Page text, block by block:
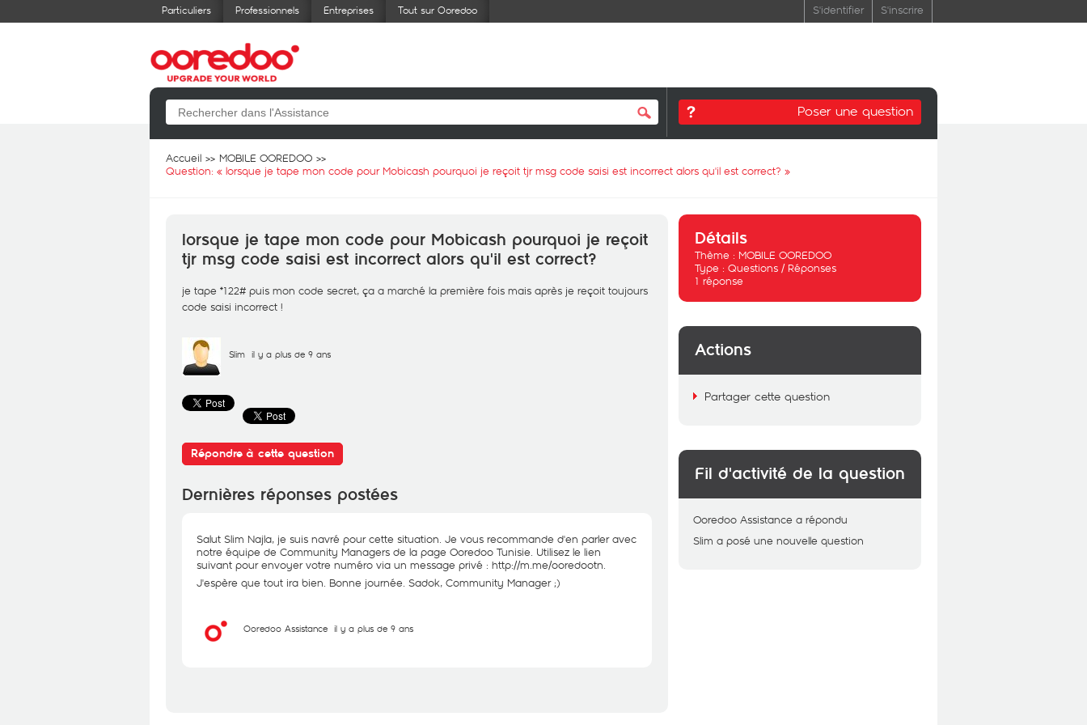
Particuliers Professionnels Entreprises Tout sur Ooredoo S'identifier S'inscrire
Poser une question
Accueil
MOBILE OOREDOO
Question: « lorsque je tape mon code pour Mobicash pourquoi je reçoit tjr msg code saisi est incorrect alors qu'il est correct? »
lorsque je tape mon code pour Mobicash pourquoi je reçoit
tjr msg code saisi est incorrect alors qu'il est correct?
je tape *122# puis mon code secret, ça a marché la première fois mais après je reçoit toujours
code saisi incorrect !
Slim il y a plus de 9 ans
Répondre à cette question
Dernières réponses postées
Salut Slim Najla, je suis navré pour cette situation. Je vous recommande d'en parler avec
notre équipe de Community Managers de la page Ooredoo Tunisie. Utilisez le lien
suivant pour envoyer votre numéro via un message privé : http://m.me/ooredootn.
J'espère que tout ira bien. Bonne journée. Sadok, Community Manager ;)
Ooredoo Assistance il y a plus de 9 ans
Détails
Thème : MOBILE OOREDOO
Type : Questions / Réponses
1 réponse
Actions
Partager cette question
Fil d'activité de la question
Ooredoo Assistance a répondu
Slim a posé une nouvelle question